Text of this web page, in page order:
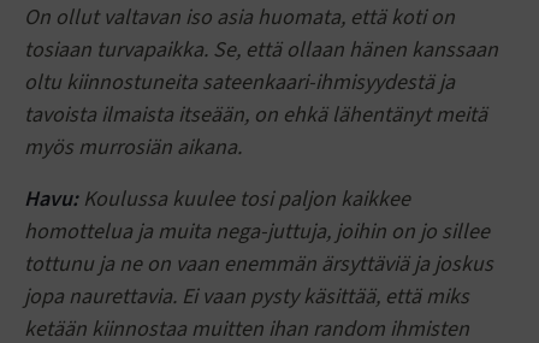
On ollut valtavan iso asia huomata, että koti on
tosiaan turvapaikka. Se, että ollaan hänen kanssaan
oltu kiinnostuneita sateenkaari-ihmisyydestä ja
tavoista ilmaista itseään, on ehkä lähentänyt meitä
myös murrosiän aikana.
Havu:Koulussa kuulee tosi paljon kaikkee
homottelua ja muita nega-juttuja, joihin on jo sillee
tottunu ja ne on vaan enemmän ärsyttäviä ja joskus
jopa naurettavia. Ei vaan pysty käsittää, että miks
ketään kiinnostaa muitten ihan random ihmisten